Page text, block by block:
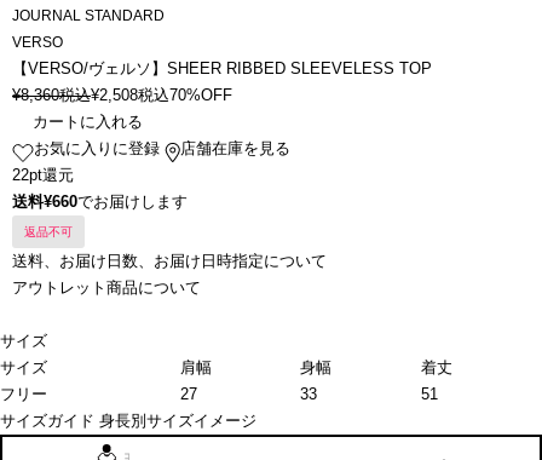
JOURNAL STANDARD
VERSO
【VERSO/ヴェルソ】SHEER RIBBED SLEEVELESS TOP
¥8,360税込¥2,508税込70%OFF
カートに入れる
お気に入りに登録
店舗在庫を見る
22pt還元
送料¥660でお届けします
返品不可
送料、お届け日数、お届け日時指定について
アウトレット商品について
サイズ
サイズ
肩幅 身幅
着丈
フリー
27 33
51
サイズガイド 身長別サイズイメージ